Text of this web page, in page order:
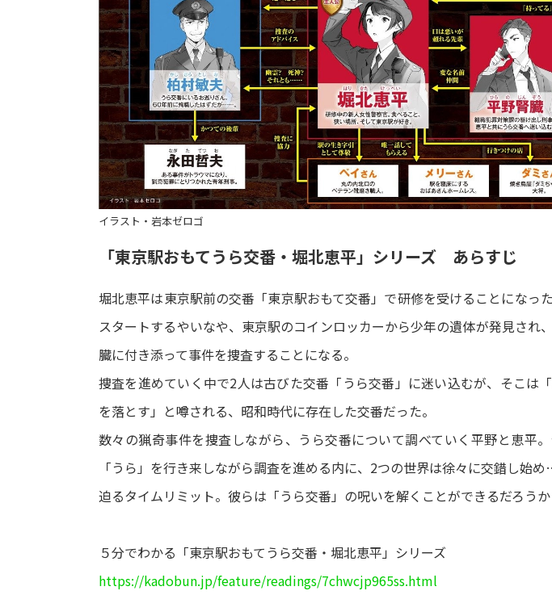
イラスト・岩本ゼロゴ
「東京駅おもてうら交番・堀北恵平」シリーズ あらすじ
堀北恵平は東京駅前の交番「東京駅おもて交番」で研修を受けることになっ
スタートするやいなや、東京駅のコインロッカーから少年の遺体が発見され
臓に付き添って事件を捜査することになる。
捜査を進めていく中で2人は古びた交番「うら交番」に迷い込むが、そこは
を落とす」と噂される、昭和時代に存在した交番だった。
数々の猟奇事件を捜査しながら、うら交番について調べていく平野と恵平。
「うら」を行き来しながら調査を進める内に、2つの世界は徐々に交錯し始
迫るタイムリミット。彼らは「うら交番」の呪いを解くことができるだろうか
５分でわかる「東京駅おもてうら交番・堀北恵平」シリーズ
https://kadobun.jp/feature/readings/7chwcjp965ss.html